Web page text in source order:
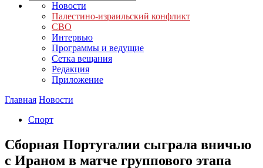
Новости
Палестино-израильский конфликт
СВО
Интервью
Программы и ведущие
Сетка вещания
Редакция
Приложение
Главная Новости
Спорт
Сборная Португалии сыграла вничью
с Ираном в матче группового этапа